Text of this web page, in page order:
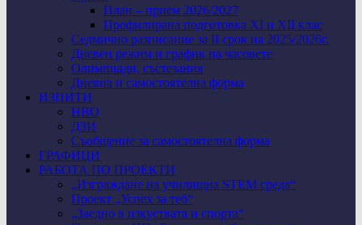
План – прием 2026/2027
Профилирана подготовка XI и XII клас
Седмично разписание за II срок на 2025/2026г.
Дневен режим и график на часовете
Олимпиади, състезания
Дневна и самостоятелна форма
ИЗПИТИ
НВО
ДЗИ
Съобщение за самостоятелна форма
ГРАФИЦИ
РАБОТА ПО ПРОЕКТИ
„Изграждане на училищна STEM среда“
Проект „Успех за теб“
„Заедно в изкуствата и спорта“